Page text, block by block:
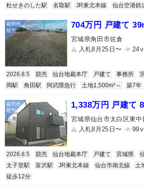
杜せきのした駅 名取駅 JR東北本線 仙台空港鉄
704万円 戸建て
宮城県角田市佐倉
入札8月25日〜
24
2026.8.5 競売 仙台地裁本庁 戸建て 事務所
岡駅
角田駅 阿武隈急行 土地1,500m²～ 築7年
1,338万円 戸建て
宮城県仙台市太白区東中
入札8月25日〜
99
2026.8.5 競売 仙台地裁本庁 戸建て 宮城県
太子堂駅
富沢駅 JR東北本線 仙台市南北線 土
徒歩12分